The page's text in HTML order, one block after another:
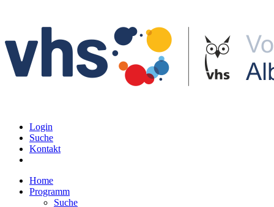
Login
Suche
Kontakt
Home
Programm
Suche